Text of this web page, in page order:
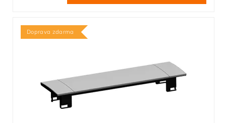
Doprava zdarma